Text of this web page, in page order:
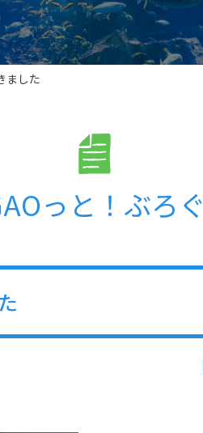
ました
っと！ぶろぐ